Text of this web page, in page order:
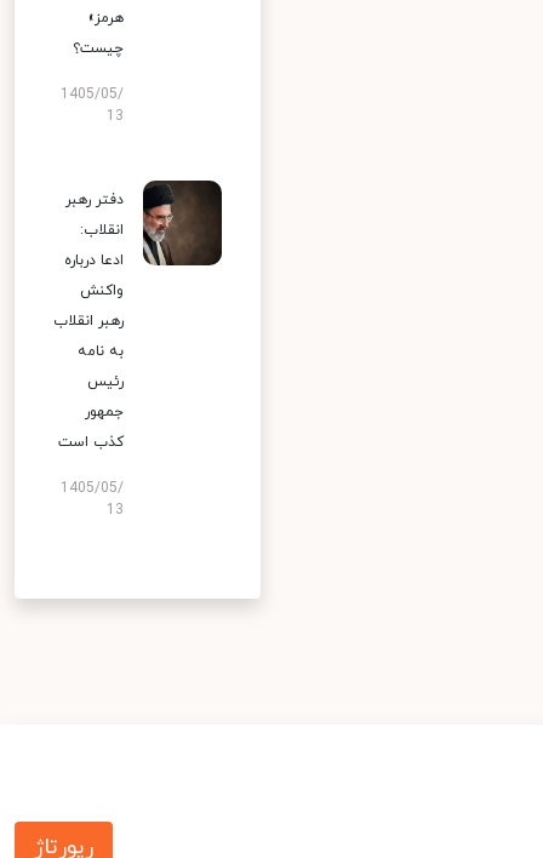
هرمز»
چیست؟
1405/05/
13
دفتر رهبر
انقلاب:
ادعا درباره
واکنش
رهبر انقلاب
به نامه
رئیس
جمهور
کذب است
1405/05/
13
رپورتاژ